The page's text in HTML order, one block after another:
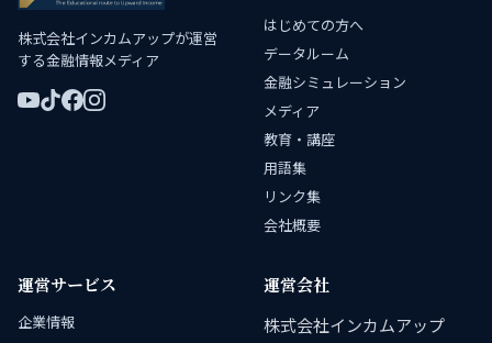
株式会社インカムアップが運営
する金融情報メディア
はじめての方へ
データルーム
金融シミュレーション
メディア
教育・講座
用語集
リンク集
会社概要
運営サービス
企業情報
運営会社
株式会社インカムアップ